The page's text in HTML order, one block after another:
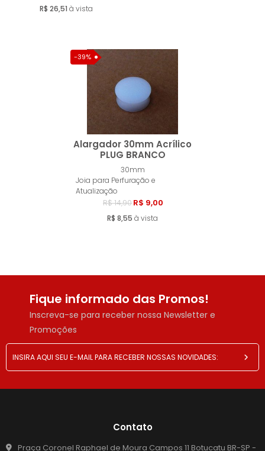
R$ 26,51 à vista
-39%
Alargador 30mm Acrílico
PLUG BRANCO
30mm
Joia para Perfuração e
Atualização
R$ 14,90R$ 9,00
R$ 8,55 à vista
Comprar
Fique informado das Promos!
Inscreva-se para receber nossa Newsletter e
Promoções
Contato
Praça Coronel Raphael de Moura Campos 11 Botucatu BR-SP -